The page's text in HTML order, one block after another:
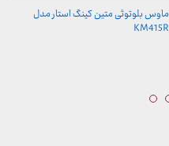
ماوس بلوتوثی متین کینگ استار مدل
KM415R